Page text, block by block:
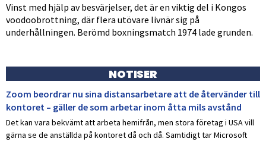
Vinst med hjälp av besvärjelser, det är en viktig del i Kongos
voodoobrottning, där flera utövare livnär sig på
underhållningen. Berömd boxningsmatch 1974 lade grunden.
NOTISER
Zoom beordrar nu sina distansarbetare att de återvänder till
kontoret – gäller de som arbetar inom åtta mils avstånd
Det kan vara bekvämt att arbeta hemifrån, men stora företag i USA vill
gärna se de anställda på kontoret då och då. Samtidigt tar Microsoft